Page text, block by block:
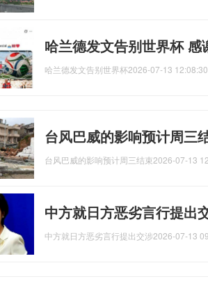
哈兰德发文告别世界杯 感
哈兰德发文告别世界杯2026-07-13 12:08:30
台风巴威的影响预计周三
台风巴威的影响预计周三结束2026-07-13
中方就日方恶劣言行提出
中方就日方恶劣言行提出交涉2026-07-13